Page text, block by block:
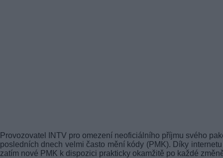
Provozovatel INTV pro omezení neoficiálního příjmu svého
posledních dnech velmi často mění kódy (PMK). Díky
zatím nové PMK k dispozici prakticky okamžitě po každé